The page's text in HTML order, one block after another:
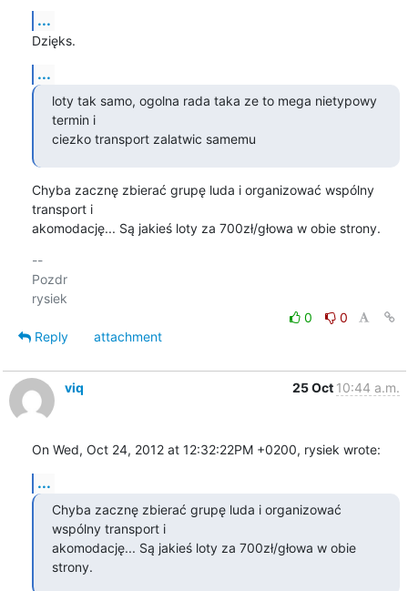
...
Dzięks.
...
loty tak samo, ogolna rada taka ze to mega nietypowy
termin i
ciezko transport zalatwic samemu
Chyba zacznę zbierać grupę luda i organizować wspólny
transport i
akomodację... Są jakieś loty za 700zł/głowa w obie strony.
--
Pozdr
0
0
Reply
attachment
viq 25 Oct 10:44 a.m.
On Wed, Oct 24, 2012 at 12:32:22PM +0200, rysiek wrote:
...
Chyba zacznę zbierać grupę luda i organizować
wspólny transport i
akomodację... Są jakieś loty za 700zł/głowa w obie
strony.